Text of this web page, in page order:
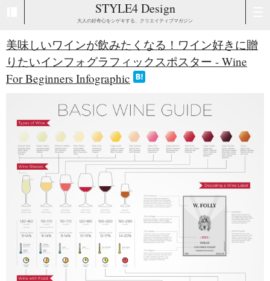
STYLE4 Design
大人の好奇心をシゲキする、クリエイティブマガジン
美味しいワインが飲みたくなる！ワイン好きに贈
りたいインフォグラフィックスポスター - Wine
For Beginners Infographic